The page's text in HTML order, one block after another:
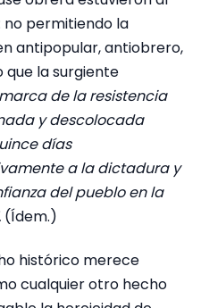
no permitiendo la
antipopular, antiobrero,
que la surgiente
de la resistencia
y descolocada
días
a la dictadura y
del pueblo en la
(Ídem.)
histórico merece
cualquier otro hecho